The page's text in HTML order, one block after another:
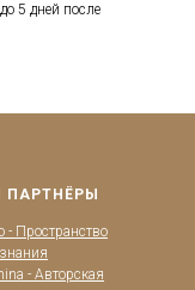
5 дней после
ПАРТНЁРЫ
- Пространство
- Авторская